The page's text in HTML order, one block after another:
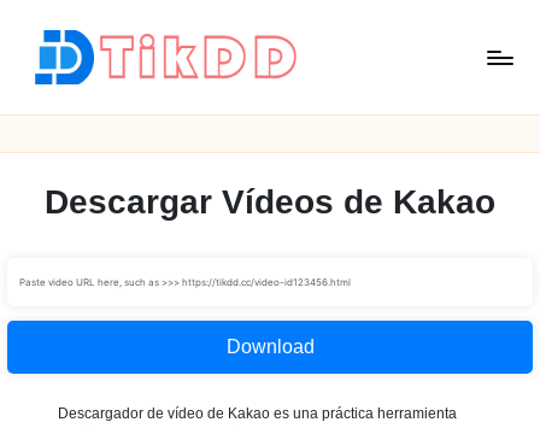
contenido
k
DDescargar Vídeos de Kakao
Download
Descargador de vídeo de Kakao es una práctica herramienta